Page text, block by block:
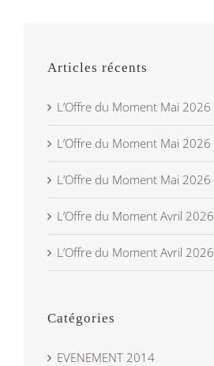
Articles récents
L’Offre du Moment Mai 2026
L’Offre du Moment Mai 2026
L’Offre du Moment Mai 2026
L’Offre du Moment Avril 2026
L’Offre du Moment Avril 2026
Catégories
EVENEMENT 2014